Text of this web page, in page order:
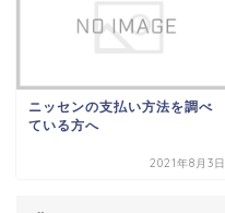
ニッセンの支払い方法を調べ
ている方へ
2021年8月3日